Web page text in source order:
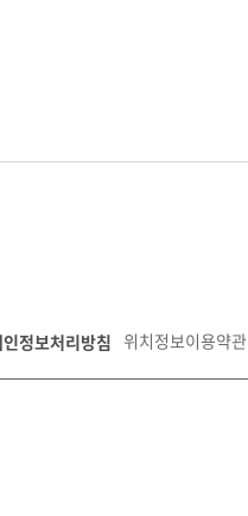
정보처리방침 위치정보이용약관